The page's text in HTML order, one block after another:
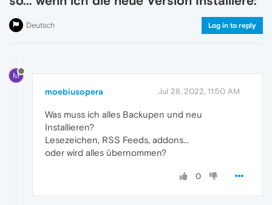
Deutsch Log in to reply
M
moebiusopera Jul 28, 2022, 11:50 AM
Was muss ich alles Backupen und neu
Installieren?
Lesezeichen, RSS Feeds, addons...
oder wird alles übernommen?
0